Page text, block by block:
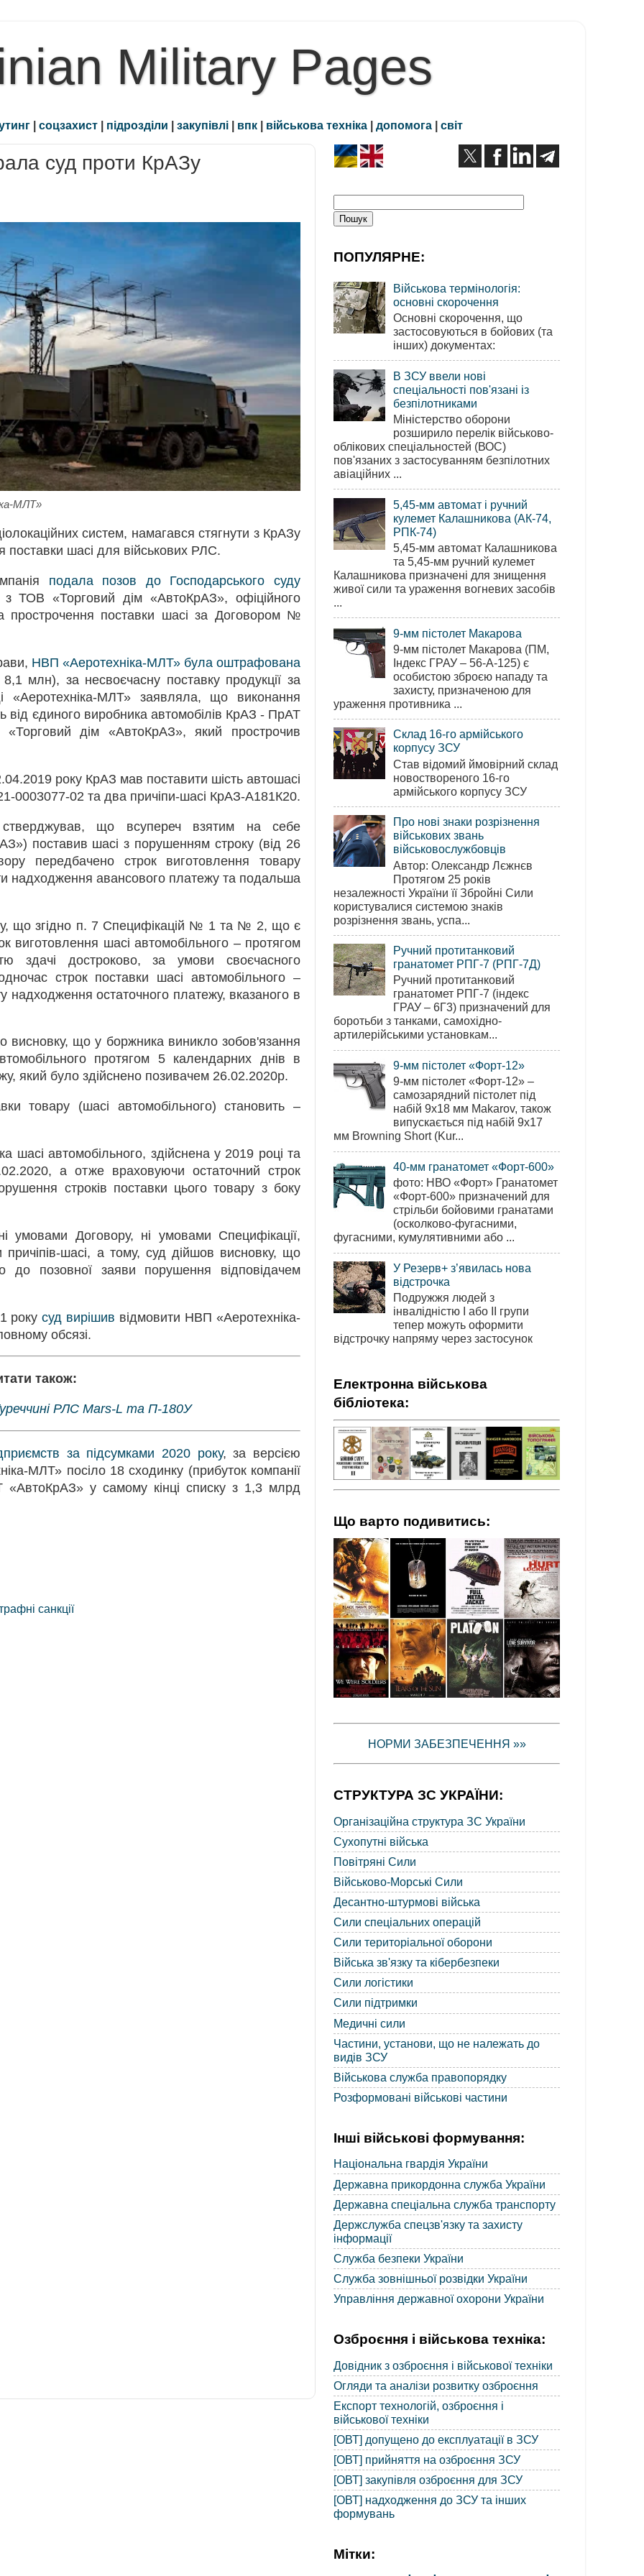
Military Pages
| соцзахист | підрозділи | закупівлі | впк | військова техніка | допомога | світ
суд проти КрАЗу
МЛТ»
систем, намагався стягнути з КрАЗу
поставки шасі для військових РЛС.
подала позов до Господарського суду
ТОВ «Торговий дім «АвтоКрАЗ», офіційного
поставки шасі за Договором №
НВП «Аеротехніка-МЛТ» була оштрафована
млн), за несвоєчасну поставку продукції за
«Аеротехніка-МЛТ» заявляла, що виконання
від єдиного виробника автомобілів КрАЗ - ПрАТ
дім «АвтоКрАЗ», який прострочив
року КрАЗ мав поставити шість автошасі
0003077-02 та два причіпи-шасі КрАЗ-А181К20.
що всупереч взятим на себе
поставив шасі з порушенням строку (від 26
передбачено строк виготовлення товару
надходження авансового платежу та подальша
що згідно п. 7 Специфікацій № 1 та № 2, що є
виготовлення шасі автомобільного – протягом
здачі достроково, за умови своєчасного
строк поставки шасі автомобільного –
надходження остаточного платежу, вказаного в
висновку, що у боржника виникло зобов'язання
протягом 5 календарних днів в
який було здійснено позивачем 26.02.2020р.
товару (шасі автомобільного) становить –
шасі автомобільного, здійснена у 2019 році та
а отже враховуючи остаточний строк
строків поставки цього товару з боку
умовами Договору, ні умовами Специфікації,
причіпів-шасі, а тому, суд дійшов висновку, що
до позовної заяви порушення відповідачем
рокусуд вирішив відмовити НВП «Аеротехніка-
обсязі.
також:
РЛС Mars-L та П-180У
за підсумками 2020 року, за версією
МЛТ» посіло 18 сходинку (прибуток компанії
у самому кінці списку з 1,3 млрд
санкції
ПОПУЛЯРНЕ:
Військова термінологія:
основні скорочення
Основні скорочення, що
застосовуються в бойових (та
інших) документах:
В ЗСУ ввели нові
спеціальності пов'язані із
безпілотниками
Міністерство оборони
розширило перелік військово-
облікових спеціальностей (ВОС)
пов'язаних з застосуванням безпілотних
авіаційних ...
5,45-мм автомат і ручний
кулемет Калашникова (АК-74,
РПК-74)
5,45-мм автомат Калашникова
та 5,45-мм ручний кулемет
Калашникова призначені для знищення
живої сили та ураження вогневих засобів
...
9-мм пістолет Макарова
9-мм пістолет Макарова (ПМ,
Індекс ГРАУ – 56-А-125) є
особистою зброєю нападу та
захисту, призначеною для
ураження противника ...
Склад 16-го армійського
корпусу ЗСУ
Став відомий ймовірний склад
новоствореного 16-го
армійського корпусу ЗСУ
Про нові знаки розрізнення
військових звань
військовослужбовців
Автор: Олександр Лєжнєв
Протягом 25 років
незалежності України її Збройні Сили
користувалися системою знаків
розрізнення звань, успа...
Ручний протитанковий
гранатомет РПГ-7 (РПГ-7Д)
Ручний протитанковий
гранатомет РПГ-7 (індекс
ГРАУ – 6Г3) призначений для
боротьби з танками, самохідно-
артилерійськими установкам...
9-мм пістолет «Форт-12»
9-мм пістолет «Форт-12» –
самозарядний пістолет під
набій 9х18 мм Makarov, також
випускається під набій 9х17
мм Browning Short (Kur...
40-мм гранатомет «Форт-600»
фото: НВО «Форт» Гранатомет
«Форт-600» призначений для
стрільби бойовими гранатами
(осколково-фугасними,
фугасними, кумулятивними або ...
У Резерв+ з’явилась нова
відстрочка
Подружжя людей з
інвалідністю І або ІІ групи
тепер можуть оформити
відстрочку напряму через застосунок
Електронна військова
бібліотека:
Що варто подивитись:
НОРМИ ЗАБЕЗПЕЧЕННЯ »»
СТРУКТУРА ЗС УКРАЇНИ:
Організаційна структура ЗС України
Сухопутні війська
Повітряні Сили
Військово-Морські Сили
Десантно-штурмові війська
Сили спеціальних операцій
Сили територіальної оборони
Війська зв'язку та кібербезпеки
Сили логістики
Сили підтримки
Медичні сили
Частини, установи, що не належать до
видів ЗСУ
Військова служба правопорядку
Розформовані військові частини
Інші військові формування:
Національна гвардія України
Державна прикордонна служба України
Державна спеціальна служба транспорту
Держслужба спецзв'язку та захисту
інформації
Служба безпеки України
Служба зовнішньої розвідки України
Управління державної охорони України
Озброєння і військова техніка:
Довідник з озброєння і військової техніки
Огляди та аналізи розвитку озброєння
Експорт технологій, озброєння і
військової техніки
[ОВТ] допущено до експлуатації в ЗСУ
[ОВТ] прийняття на озброєння ЗСУ
[ОВТ] закупівля озброєння для ЗСУ
[ОВТ] надходження до ЗСУ та інших
формувань
Мітки: